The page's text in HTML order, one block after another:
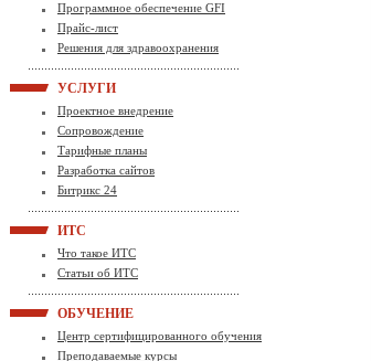
Программное обеспечение GFI
Прайс-лист
Решения для здравоохранения
УСЛУГИ
Проектное внедрение
Сопровождение
Тарифные планы
Разработка сайтов
Битрикс 24
ИТС
Что такое ИТС
Статьи об ИТС
ОБУЧЕНИЕ
Центр сертифицированного обучения
Преподаваемые курсы